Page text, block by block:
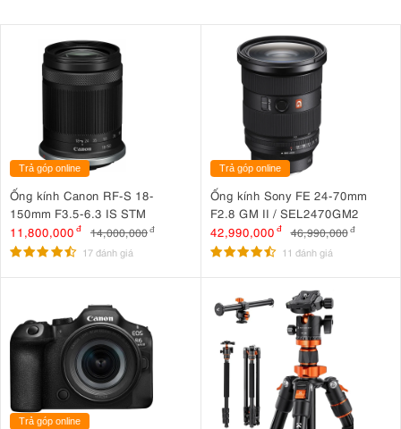
Trả góp online
Ống kính Canon RF-S 18-
150mm F3.5-6.3 IS STM
11,800,000 đ 14,000,000đ
17 đánh giá
Trả góp online
Ống kính Sony FE 24-70mm
F2.8 GM II / SEL2470GM2
42,990,000 đ 46,990,000 đ
11 đánh giá
Trả góp online